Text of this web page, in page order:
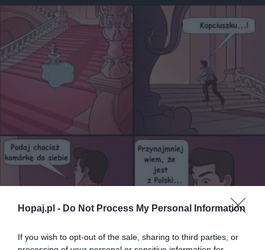
Hopaj.pl - Do Not Process My Personal Information
If you wish to opt-out of the sale, sharing to third parties, or